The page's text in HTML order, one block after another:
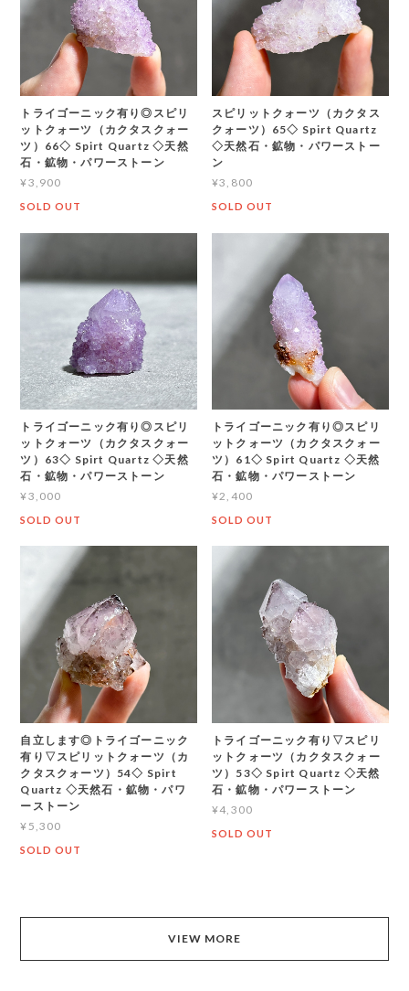
トライゴーニック有り◎スピリ
ットクォーツ（カクタスクォー
ツ）66◇ Spirt Quartz ◇天然
石・鉱物・パワーストーン
¥3,900
SOLD OUT
スピリットクォーツ（カクタス
クォーツ）65◇ Spirt Quartz
◇天然石・鉱物・パワーストー
ン
¥3,800
SOLD OUT
トライゴーニック有り◎スピリ
ットクォーツ（カクタスクォー
ツ）63◇ Spirt Quartz ◇天然
石・鉱物・パワーストーン
¥3,000
SOLD OUT
トライゴーニック有り◎スピリ
ットクォーツ（カクタスクォー
ツ）61◇ Spirt Quartz ◇天然
石・鉱物・パワーストーン
¥2,400
SOLD OUT
自立します◎トライゴーニック
有り▽スピリットクォーツ（カ
クタスクォーツ）54◇ Spirt
Quartz ◇天然石・鉱物・パワ
ーストーン
¥5,300
SOLD OUT
トライゴーニック有り▽スピリ
ットクォーツ（カクタスクォー
ツ）53◇ Spirt Quartz ◇天然
石・鉱物・パワーストーン
¥4,300
SOLD OUT
VIEW MORE